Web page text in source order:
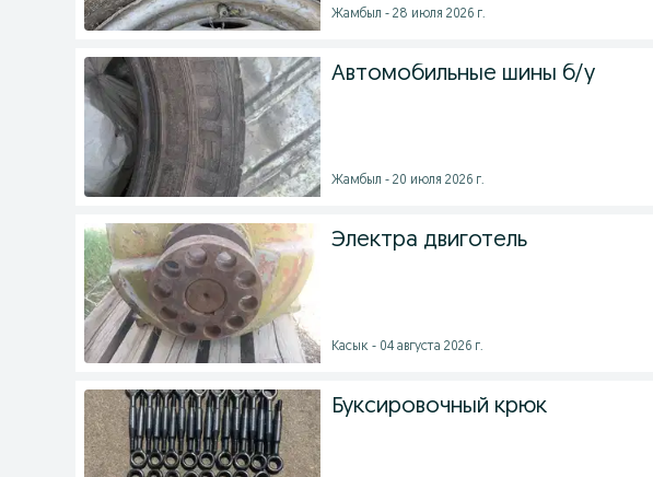
Жамбыл - 28 июля 2026 г.
Автомобильные шины б/у
Жамбыл - 20 июля 2026 г.
Электра двиготель
Касык - 04 августа 2026 г.
Буксировочный крюк